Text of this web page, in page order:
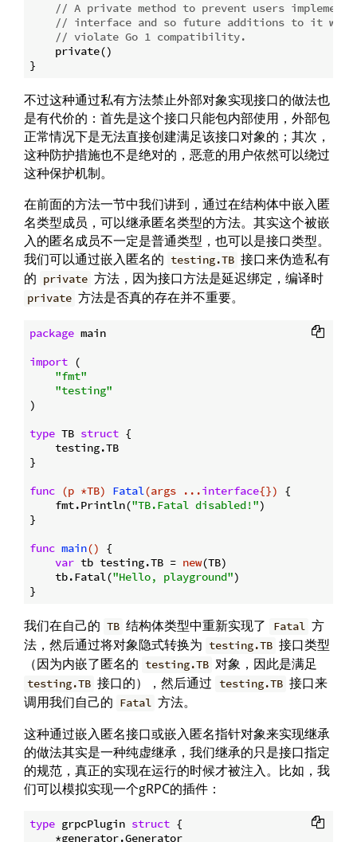
// A private method to prevent users
// interface and so future additions to it will
// violate Go 1 compatibility.
    private()
不过这种通过私有方法禁止外部对象实现接口的做法也
是有代价的：首先是这个接口只能包内部使用，外部包
正常情况下是无法直接创建满足该接口对象的；其次，
这种防护措施也不是绝对的，恶意的用户依然可以绕过
这种保护机制。
在前面的方法一节中我们讲到，通过在结构体中嵌入匿
名类型成员，可以继承匿名类型的方法。其实这个被嵌
入的匿名成员不一定是普通类型，也可以是接口类型。
我们可以通过嵌入匿名的 testing.TB 接口来伪造私有
的 private 方法，因为接口方法是延迟绑定，编译时
private 方法是否真的存在并不重要。
package main
import (
"fmt"
"testing"
)
type TB struct {
    testing.TB
}
func (p *TB) Fatal(args ...interface{})
{
    fmt.Println(
"TB.Fatal disabled!")
}
func main()
{
var tb testing.TB = new(TB)
    tb.Fatal(
"Hello, playground")
我们在自己的 TB 结构体类型中重新实现了 Fatal 方
法，然后通过将对象隐式转换为 testing.TB 接口类型
（因为内嵌了匿名的 testing.TB 对象，因此是满足
testing.TB 接口的），然后通过 testing.TB 接口来
调用我们自己的 Fatal 方法。
这种通过嵌入匿名接口或嵌入匿名指针对象来实现继承
的做法其实是一种纯虚继承，我们继承的只是接口指定
的规范，真正的实现在运行的时候才被注入。比如，我
们可以模拟实现一个gRPC的插件：
type grpcPlugin struct {
    *generator.Generator